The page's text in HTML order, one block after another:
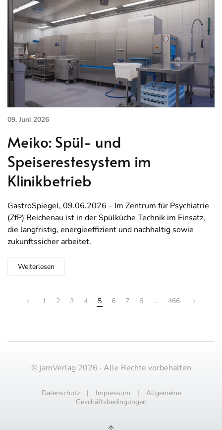
09. Juni 2026
Meiko: Spül- und
Speiserestesystem im
Klinikbetrieb
GastroSpiegel, 09.06.2026 – Im Zentrum für Psychiatrie
(ZfP) Reichenau ist in der Spülküche Technik im Einsatz,
die langfristig, energieeffizient und nachhaltig sowie
zukunftssicher arbeitet.
Weiterlesen
1 2 3 4 5 6 7 8 … 466
© jamVerlag 2026 · Alle Rechte vorbehalten
Datenschutz| Impressum | Allgemeine
Geschäftsbedingungen